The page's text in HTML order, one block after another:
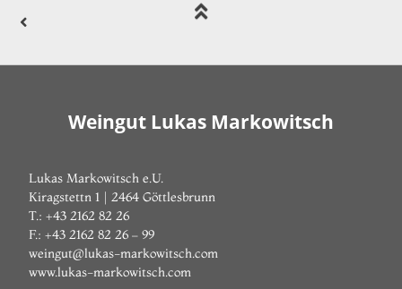
Weingut Lukas Markowitsch
Lukas Markowitsch e.U.
Kiragstettn 1 | 2464 Göttlesbrunn
T.: +43 2162 82 26
F.: +43 2162 82 26 – 99
weingut@lukas-markowitsch.com
www.lukas-markowitsch.com